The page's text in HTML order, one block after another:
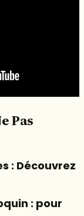
Pas
: Découvrez
: pour